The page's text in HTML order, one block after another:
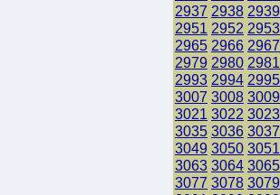
2937 2938 2939
2951 2952 2953
2965 2966 2967
2979 2980 2981
2993 2994 2995
3007 3008 3009
3021 3022 3023
3035 3036 3037
3049 3050 3051
3063 3064 3065
3077 3078 3079